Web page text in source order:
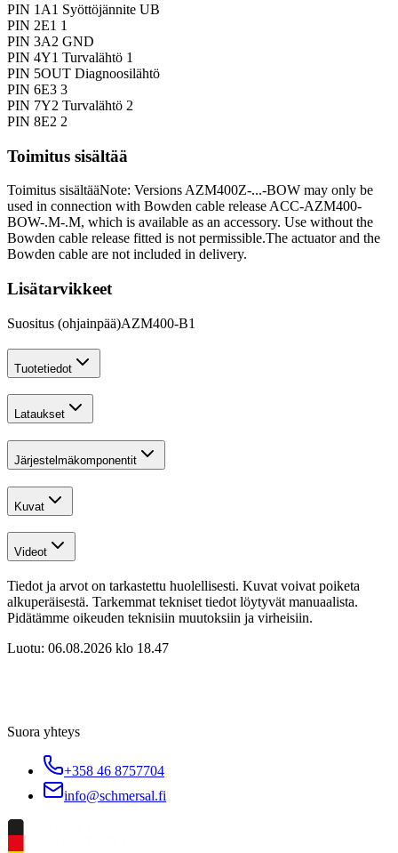
PIN 1 A1 Syöttöjännite UB
PIN 2E1 1
PIN 3A2 GND
PIN 4Y1 Turvalähtö 1
PIN 5OUT Diagnoosilähtö
PIN 6E3 3
PIN 7Y2 Turvalähtö 2
PIN 8E2 2
Toimitus sisältää
Toimitus sisältääNote: Versions AZM400Z-...-BOW may only be
used in connection with Bowden cable release ACC-AZM400-
BOW-.M-.M, which is available as an accessory. Use without the
Bowden cable release fitted is not permissible.The actuator and the
Bowden cable are not included in delivery.
Lisätarvikkeet
Suositus (ohjainpää)AZM400-B1
Tuotetiedot
Lataukset
Järjestelmäkomponentit
Kuvat
Videot
Tiedot ja arvot on tarkastettu huolellisesti. Kuvat voivat poiketa
alkuperäisestä. Tarkemmat tekniset tiedot löytyvät manuaalista.
Pidätämme oikeuden teknisiin muutoksiin ja virheisiin.
Luotu: 06.08.2026 klo 18.47
Suora yhteys
+358 46 8757704
info@schmersal.fi